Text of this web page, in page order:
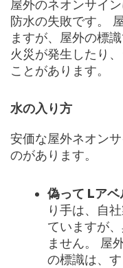
屋外のネオンサイ
防水の失敗です。
ますが、屋外の標
火災が発生したり
ことがあります。
水の入り方
安価な屋外ネオン
のがあります。
偽って Lアベ
り手は、自
ていますが
ません。 屋
の標識は、す